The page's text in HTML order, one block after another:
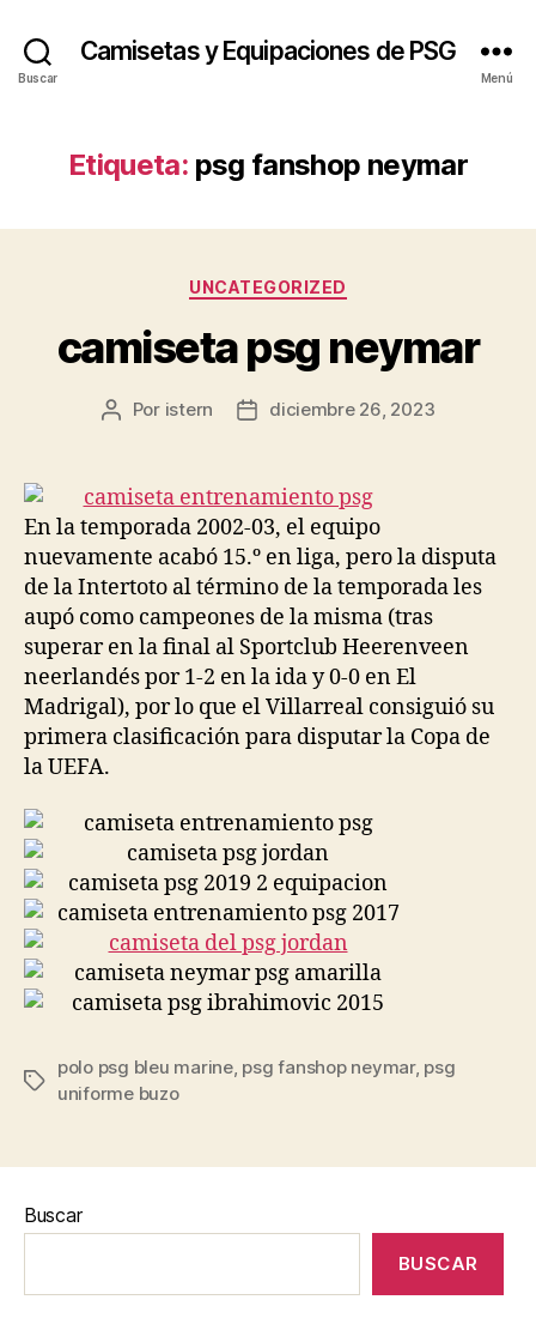
Buscar
Camisetas y Equipaciones de PSG
Menú
Etiqueta: psg fanshop neymar
Categorías
UNCATEGORIZED
camiseta psg neymar
Autor
entrada
Por istern
Fecha
entrada
diciembre 26, 2023
En la temporada 2002-03, el equipo
nuevamente acabó 15.º en liga, pero la disputa
de la Intertoto al término de la temporada les
aupó como campeones de la misma (tras
superar en la final al Sportclub Heerenveen
neerlandés por 1-2 en la ida y 0-0 en El
Madrigal), por lo que el Villarreal consiguió su
primera clasificación para disputar la Copa de
la UEFA.
Etiquetas
polo psg bleu marine, psg fanshop neymar, psg
uniforme buzo
Buscar
BUSCAR